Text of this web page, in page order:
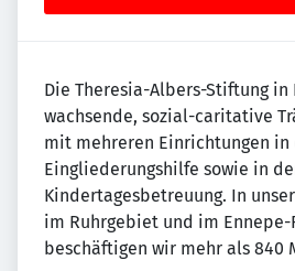
Die Theresia-Albers-Stiftung
wachsende, sozial-caritative
mit mehreren Einrichtungen in
Eingliederungshilfe sowie in
Kindertagesbetreuung. In
im Ruhr­gebiet und im Ennepe-
beschäftigen wir mehr als 840